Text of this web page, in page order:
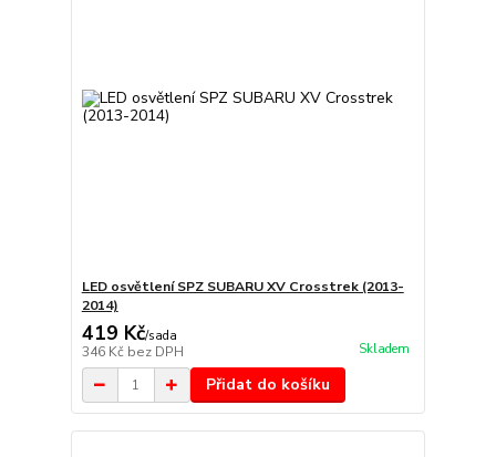
LED osvětlení SPZ SUBARU XV Crosstrek (2013-
2014)
419 Kč/sada
346 Kč bez DPH Skladem
Přidat do košíku